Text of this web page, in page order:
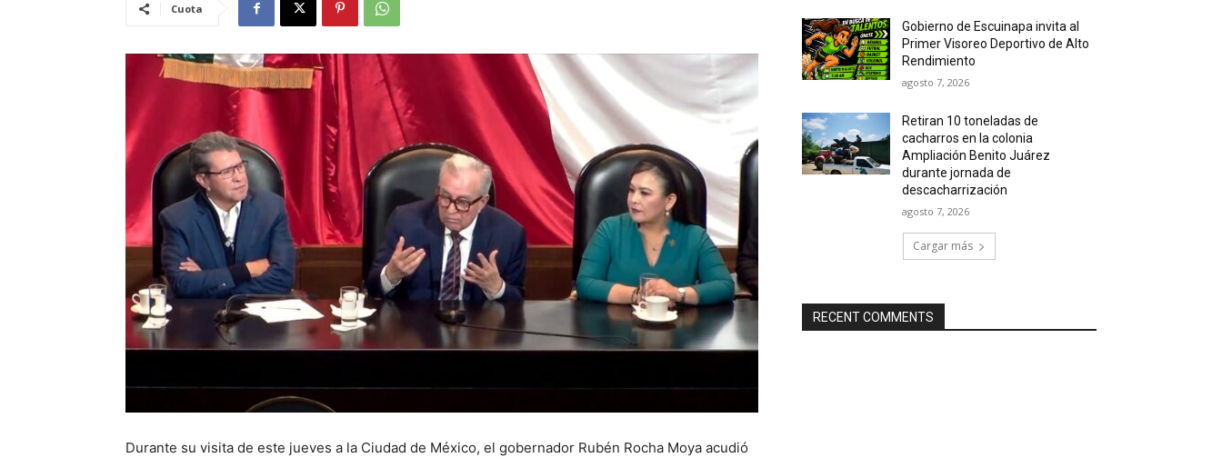
Cuota
Durante su visita de este jueves a la Ciudad de México, el gobernador Rubén Rocha Moya acudió
Gobierno de Escuinapa invita al
Primer Visoreo Deportivo de Alto
Rendimiento
agosto 7, 2026
Retiran 10 toneladas de
cacharros en la colonia
Ampliación Benito Juárez
durante jornada de
descacharrización
agosto 7, 2026
Cargar más
RECENT COMMENTS